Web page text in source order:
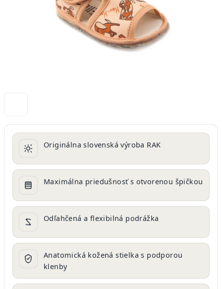
Originálna slovenská výroba RAK
Maximálna priedušnosť s otvorenou špičkou
Odľahčená a flexibilná podrážka
Anatomická kožená stielka s podporou
klenby